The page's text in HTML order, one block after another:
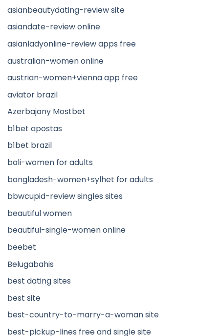
asianbeautydating-review site
asiandate-review online
asianladyonline-review apps free
australian-women online
austrian-women+vienna app free
aviator brazil
Azerbajany Mostbet
b1bet apostas
b1bet brazil
bali-women for adults
bangladesh-women+sylhet for adults
bbwcupid-review singles sites
beautiful women
beautiful-single-women online
beebet
Belugabahis
best dating sites
best site
best-country-to-marry-a-woman site
best-pickup-lines free and single site